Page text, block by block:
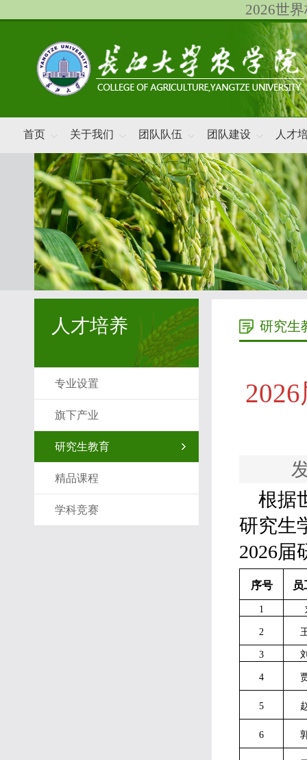
2026世
首页 关于我们 团队队伍 团队建设 人才
人才培养
专业设置
旗下产业
研究生教育
精品课程
学科竞赛
研究生
根据
研究生
2026届
序号 员
1
2
3
4
5
6